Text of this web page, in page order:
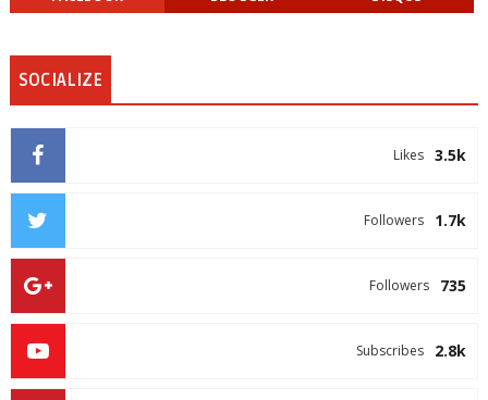
SOCIALIZE
3.5k
Likes
1.7k
Followers
735
Followers
2.8k
Subscribes